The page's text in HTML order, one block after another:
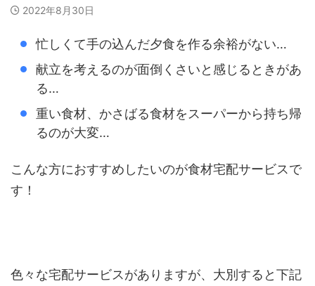
2022年8月30日
忙しくて手の込んだ夕食を作る余裕がない…
献立を考えるのが面倒くさいと感じるときがあ
る…
重い食材、かさばる食材をスーパーから持ち帰
るのが大変…
こんな方におすすめしたいのが食材宅配サービスで
す！
色々な宅配サービスがありますが、大別すると下記